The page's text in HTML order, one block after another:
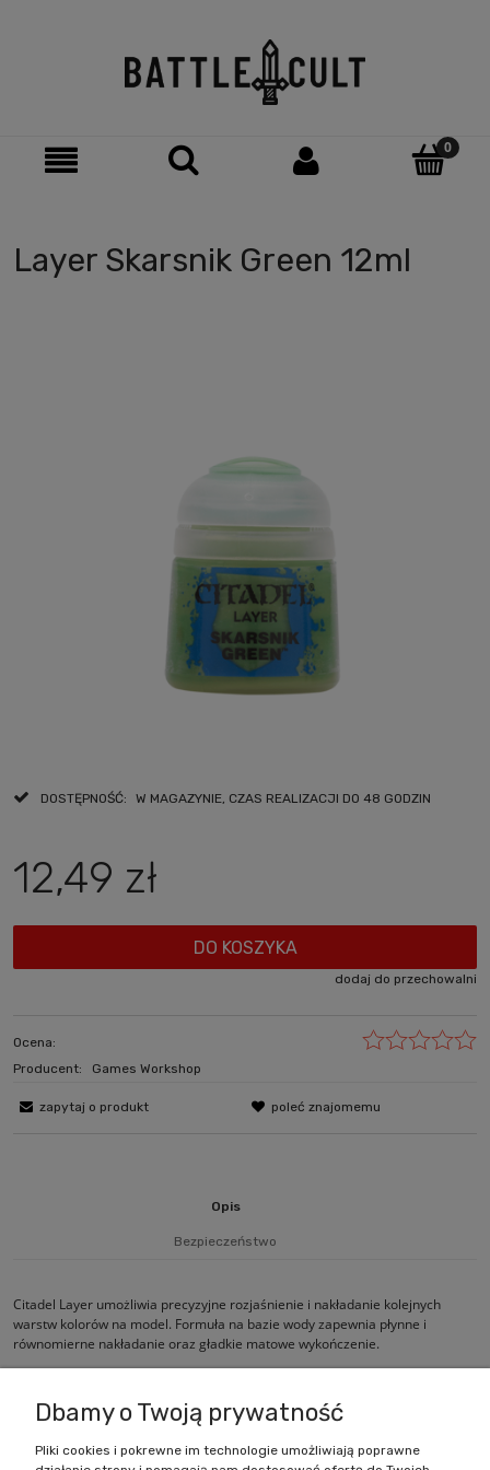
Layer Skarsnik Green 12ml
DOSTĘPNOŚĆ: W MAGAZYNIE, CZAS REALIZACJI DO 48 GODZIN
12,49 zł
DO KOSZYKA
dodaj do przechowalni
Ocena:
Producent:
Games Workshop
zapytaj o produkt poleć znajomemu
Opis
Bezpieczeństwo
Citadel Layer umożliwia precyzyjne rozjaśnienie i nakładanie kolejnych
warstw kolorów na model. Formuła na bazie wody zapewnia płynne i
równomierne nakładanie oraz gładkie matowe wykończenie.
Dbamy o Twoją prywatność
Pliki cookies i pokrewne im technologie umożliwiają poprawne